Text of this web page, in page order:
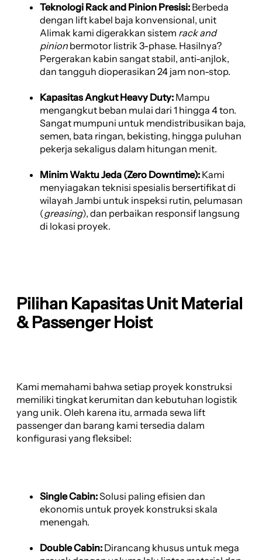
Teknologi Rack and Pinion Presisi: Berbeda
dengan lift kabel baja konvensional, unit
Alimak kami digerakkan sistem rack and
pinion bermotor listrik 3-phase. Hasilnya?
Pergerakan kabin sangat stabil, anti-anjlok,
dan tangguh dioperasikan 24 jam non-stop.
Kapasitas Angkut Heavy Duty: Mampu
mengangkut beban mulai dari 1 hingga 4 ton.
Sangat mumpuni untuk mendistribusikan baja,
semen, bata ringan, bekisting, hingga puluhan
pekerja sekaligus dalam hitungan menit.
Minim Waktu Jeda (Zero Downtime): Kami
menyiagakan teknisi spesialis bersertifikat di
wilayah Jambi untuk inspeksi rutin, pelumasan
(greasing), dan perbaikan responsif langsung
di lokasi proyek.
Pilihan Kapasitas Unit Material
& Passenger Hoist
Kami memahami bahwa setiap proyek konstruksi
memiliki tingkat kerumitan dan kebutuhan logistik
yang unik. Oleh karena itu, armada sewa lift
passenger dan barang kami tersedia dalam
konfigurasi yang fleksibel:
Single Cabin:Solusi paling efisien dan
ekonomis untuk proyek konstruksi skala
menengah.
Double Cabin: Dirancang khusus untuk mega